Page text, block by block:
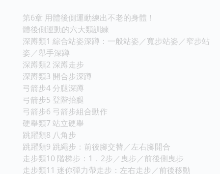
第6章 用體後側運動練出不老的身體！
體後側運動的六大類訓練
深蹲類1 綜合站姿深蹲：一般站姿／寬步站姿／窄步站
姿／舉手深蹲
深蹲類2 深蹲走步
深蹲類3 開合步深蹲
弓箭步4 分腿深蹲
弓箭步5 登階抬腿
弓箭步6 弓箭步組合動作
硬舉類7 站立硬舉
跳躍類8 八角步
跳躍類9 跳繩步：前後腳交替／左右腳開合
走步類10 階梯步：1．2步／曳步／前後側曳步
走步類11 迷你彈力帶走步：左右走步／前後移動